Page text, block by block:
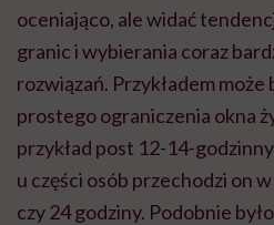
oceniająco, ale widać
granic i wybierania coraz
rozwiązań. Przykładem
prostego ograniczenia okna
przykład post 12-14-
u części osób przechodzi on
czy 24 godziny. Podobnie